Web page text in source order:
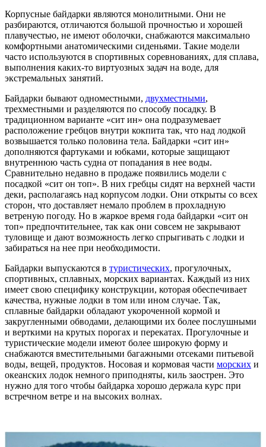
Корпусные байдарки являются монолитными. Они не
разбираются, отличаются большой прочностью и хорошей
плавучестью, не имеют оболочки, снабжаются максимально
комфортными анатомическими сиденьями. Такие модели
часто используются в спортивных соревнованиях, для сплава,
выполнения каких-то виртуозных задач на воде, для
экстремальных занятий.
Байдарки бывают одноместными, двухместными,
трехместными и разделяются по способу посадку. В
традиционном варианте «сит ин» она подразумевает
расположение гребцов внутри кокпита так, что над лодкой
возвышается только половина тела. Байдарки «сит ин»
дополняются фартуками и юбками, которые защищают
внутреннюю часть судна от попадания в нее воды.
Сравнительно недавно в продаже появились модели с
посадкой «сит он топ». В них гребцы сидят на верхней части
деки, располагаясь над корпусом лодки. Они открыты со всех
сторон, что доставляет немало проблем в прохладную
ветреную погоду. Но в жаркое время года байдарки «сит он
топ» предпочтительнее, так как они совсем не закрывают
туловище и дают возможность легко спрыгивать с лодки и
забираться на нее при необходимости.
Байдарки выпускаются в туристических, прогулочных,
спортивных, сплавных, морских вариантах. Каждый из них
имеет свою специфику конструкции, которая обеспечивает
качества, нужные лодки в том или ином случае. Так,
сплавные байдарки обладают укороченной кормой и
закругленными обводами, делающими их более послушными
и верткими на крутых порогах и перекатах. Прогулочные и
туристические модели имеют более широкую форму и
снабжаются вместительными багажными отсеками питьевой
воды, вещей, продуктов. Носовая и кормовая части морских и
океанских лодок немного приподняты, киль заострен. Это
нужно для того чтобы байдарка хорошо держала курс при
встречном ветре и на высоких волнах.